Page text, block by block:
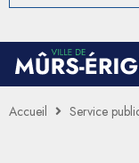
Accueil Service